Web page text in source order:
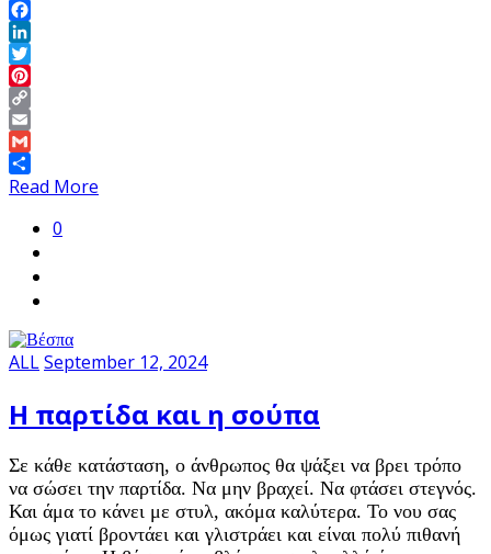
Facebook
LinkedIn
Twitter
Pinterest
Copy
Link
Email
Gmail
Share
Read More
0
ALLSeptember 12, 2024
Η παρτίδα και η σούπα
Σε κάθε κατάσταση, ο άνθρωπος θα ψάξει να βρει τρόπο
να σώσει την παρτίδα. Να μην βραχεί. Να φτάσει στεγνός.
Και άμα το κάνει με στυλ, ακόμα καλύτερα. Το νου σας
όμως γιατί βροντάει και γλιστράει και είναι πολύ πιθανή